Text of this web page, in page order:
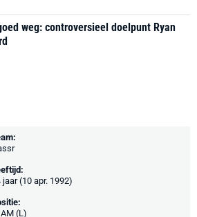
weg: controversieel doelpunt Ryan
jaar (10 apr. 1992)
(L)